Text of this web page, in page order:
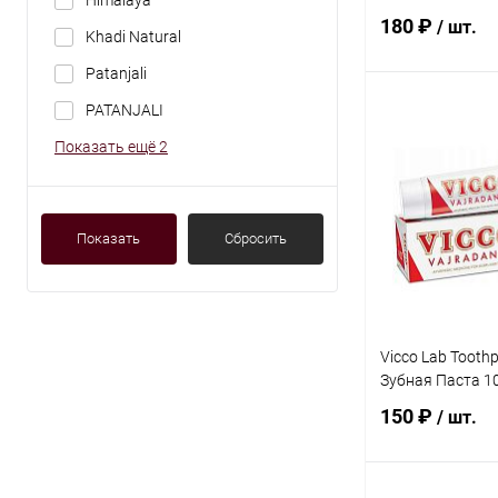
Khadi Natural
Patanjali
PATANJALI
Показать ещё 2
Показать Сбросить
Черным Тмином
180 ₽ / шт.
Купить в 1
В избранное
Vicco Lab
Зубная Паста
150 ₽ / шт.